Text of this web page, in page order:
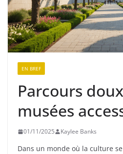
EN BREF
Parcours
musées
01/11/2025 Kaylee Banks
Dans un monde où la culture